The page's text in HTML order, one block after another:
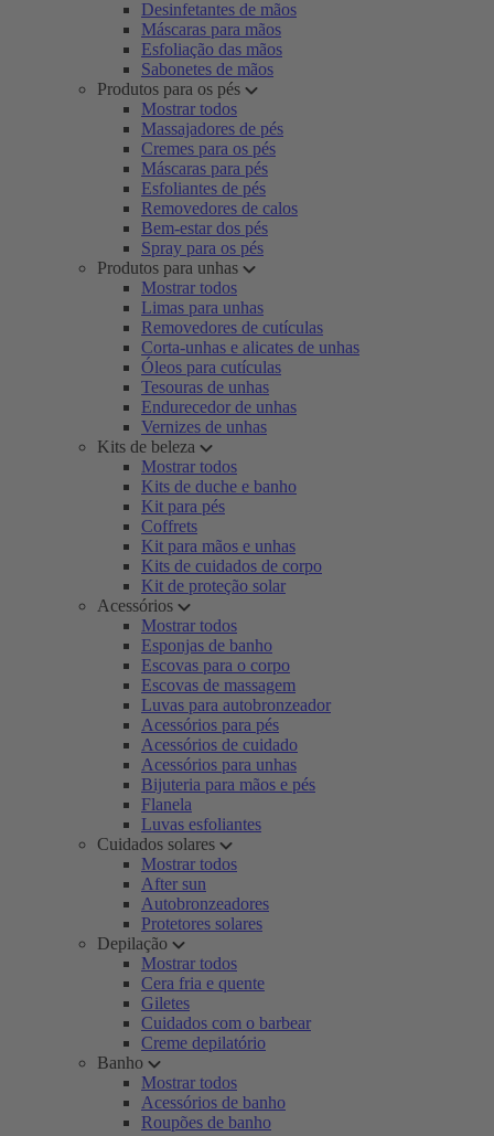
Desinfetantes de mãos
Máscaras para mãos
Esfoliação das mãos
Sabonetes de mãos
Produtos para os pés
Mostrar todos
Massajadores de pés
Cremes para os pés
Máscaras para pés
Esfoliantes de pés
Removedores de calos
Bem-estar dos pés
Spray para os pés
Produtos para unhas
Mostrar todos
Limas para unhas
Removedores de cutículas
Corta-unhas e alicates de unhas
Óleos para cutículas
Tesouras de unhas
Endurecedor de unhas
Vernizes de unhas
Kits de beleza
Mostrar todos
Kits de duche e banho
Kit para pés
Coffrets
Kit para mãos e unhas
Kits de cuidados de corpo
Kit de proteção solar
Acessórios
Mostrar todos
Esponjas de banho
Escovas para o corpo
Escovas de massagem
Luvas para autobronzeador
Acessórios para pés
Acessórios de cuidado
Acessórios para unhas
Bijuteria para mãos e pés
Flanela
Luvas esfoliantes
Cuidados solares
Mostrar todos
After sun
Autobronzeadores
Protetores solares
Depilação
Mostrar todos
Cera fria e quente
Giletes
Cuidados com o barbear
Creme depilatório
Banho
Mostrar todos
Acessórios de banho
Roupões de banho